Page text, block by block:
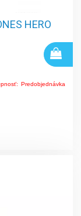
HERO
Predobjednávka